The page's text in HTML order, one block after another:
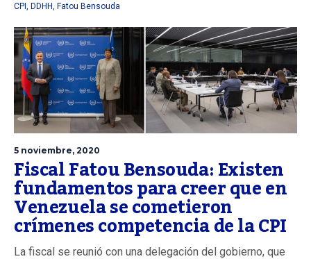
CPI , DDHH, Fatou Bensouda
5 noviembre, 2020
Fiscal Fatou Bensouda: Existen
fundamentos para creer que en
Venezuela se cometieron
crímenes competencia de la CPI
La fiscal se reunió con una delegación del gobierno, que